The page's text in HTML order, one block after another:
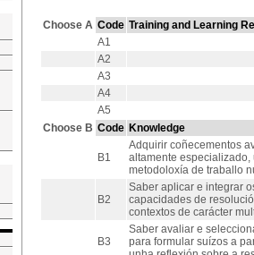
Choose A Code Training and Learning
A1
A2
A3
A4
A5
Choose B Code Knowledge
B1
Adquirir coñecementos
altamente
metodoloxía de traballo
B2
Saber aplicar e integrar
capacidades de
contextos de carácter
B3
Saber avaliar e
para formular suízos a